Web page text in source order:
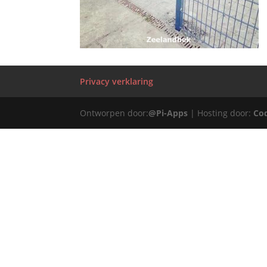
Privacy verklaring
Ontworpen door:@Pi-Apps | Hosting door: